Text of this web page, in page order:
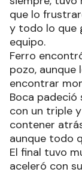
que lo
y todo lo que
equipo.
Ferro
pozo,
encontrar
Boca padeció
con un triple
contener
aunque todo
El final tuvo
aceleró con